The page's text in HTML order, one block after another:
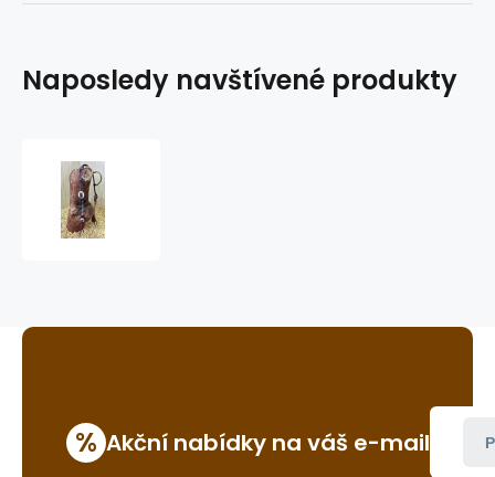
Naposledy navštívené produkty
% Akční nabídky na váš e-mail